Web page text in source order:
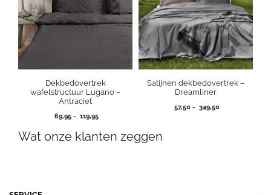
Dekbedovertrek
wafelstructuur Lugano –
Antraciet
69,95 - 119,95Prijsklasse:
tot
Satijnen dekbedovertrek –
Dreamliner
57,50 - 349,50Prijsklasse:
Wat onze klanten zeggen